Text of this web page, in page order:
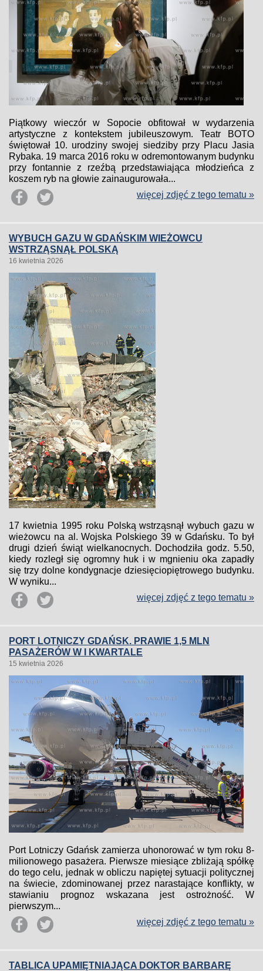
Piątkowy wieczór w Sopocie obfitował w wydarzenia
artystyczne z kontekstem jubileuszowym. Teatr BOTO
świętował 10. urodziny swojej siedziby przy Placu Jasia
Rybaka. 19 marca 2016 roku w odremontowanym budynku
przy fontannie z rzeźbą przedstawiająca młodzieńca z
koszem ryb na głowie zainaugurowała...
więcej zdjęć z tego tematu »
WYBUCH GAZU W GDAŃSKIM WIEŻOWCU
WSTRZĄSNĄŁ POLSKĄ
16 kwietnia 2026
17 kwietnia 1995 roku Polską wstrząsnął wybuch gazu w
wieżowcu na al. Wojska Polskiego 39 w Gdańsku. To był
drugi dzień świąt wielkanocnych. Dochodziła godz. 5.50,
kiedy rozległ się ogromny huk i w mgnieniu oka zapadły
się trzy dolne kondygnacje dziesięciopiętrowego budynku.
W wyniku...
więcej zdjęć z tego tematu »
PORT LOTNICZY GDAŃSK. PRAWIE 1,5 MLN
PASAŻERÓW W I KWARTALE
15 kwietnia 2026
Port Lotniczy Gdańsk zamierza uhonorować w tym roku 8-
milionowego pasażera. Pierwsze miesiące zbliżają spółkę
do tego celu, jednak w obliczu napiętej sytuacji politycznej
na świecie, zdominowanej przez narastające konflikty, w
stawianiu prognoz wskazana jest ostrożność. W
pierwszym...
więcej zdjęć z tego tematu »
TABLICA UPAMIĘTNIAJĄCA DOKTOR BARBARĘ